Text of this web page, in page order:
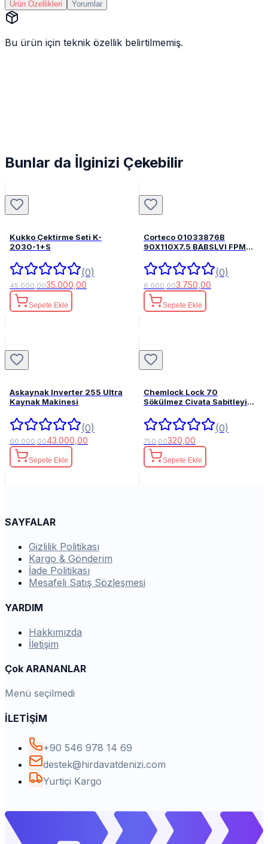
Ürün Özellikleri Yorumlar
Bu ürün için teknik özellik belirtilmemiş.
Bunlar da İlginizi Çekebilir
Kukko Çektirme Seti K-
2030-1+S
(0)
45.000,0035.000,00
Sepete Ekle
Corteco 01033876B
90X110X7.5 BABSLVI FPM
(0)
6.000,003.750,00
Sepete Ekle
Askaynak Inverter 255 Ultra
Kaynak Makinesi
(0)
60.000,0043.000,00
Sepete Ekle
Chemlock Lock 70
Sökülmez Civata Sabitleyici
(0)
750,00320,00
Sepete Ekle
SAYFALAR
Gizlilik Politikası
Kargo & Gönderim
İade Politikası
Mesafeli Satış Sözleşmesi
YARDIM
Hakkımızda
İletişim
Çok ARANANLAR
Menü seçilmedi
İLETİŞİM
+90 546 978 14 69
destek@hirdavatdenizi.com
Yurtiçi Kargo